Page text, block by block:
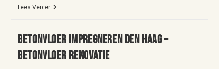
Lees Verder
Betonvloer impregneren Den Haag –
betonvloer renovatie